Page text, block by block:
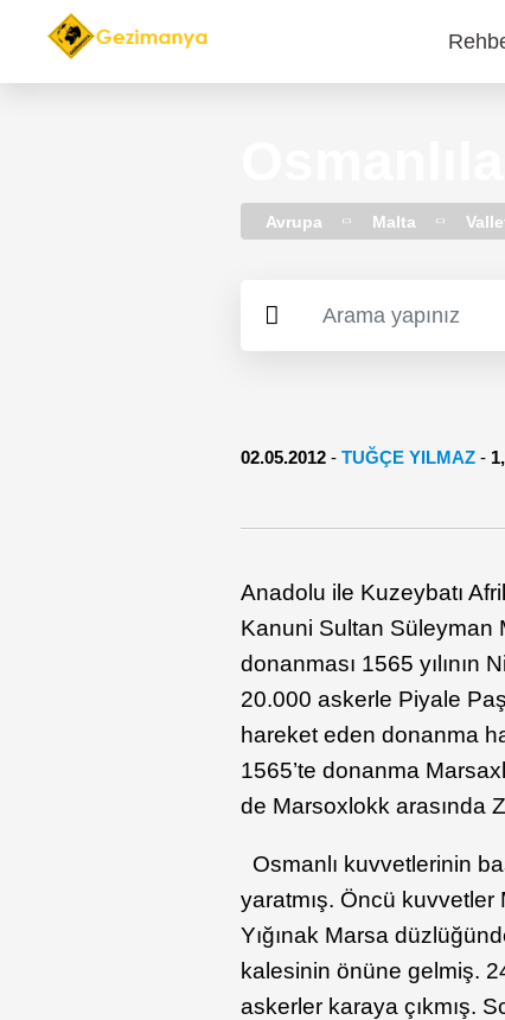
Avrupa Malta
02.05.2012 -TUĞÇE YILMAZ -
Anadolu ile Kuzeybatı
Kanuni Sultan Süleyman
donanması 1565 yılının
20.000 askerle Piyale
hareket eden donanma
1565’te donanma
de Marsoxlokk arasında
Osmanlı kuvvetlerinin
yaratmış. Öncü kuvvetler
Yığınak Marsa
kalesinin önüne gelmiş.
askerler karaya çıkmış.